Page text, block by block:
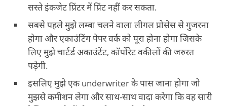
सस्ते इंकजेट प्रिंटर में प्रिंट नहीं कर सकता.
सबसे पहले मुझे लम्बा चलने वाला लीगल प्रोसेस से गुजरना
होगा और एकाउंटिंग पेपर वर्क को पूरा होना होगा जिसके
लिए मुझे चार्टर्ड अकाउंटेंट, कॉर्पोरेट वकीलों की जरुरत
पड़ेगी.
इसलिए मुझे एक underwriter के पास जाना होगा जो
मुझसे कमीशन लेगा और साथ-साथ वादा करेगा कि वह सारी